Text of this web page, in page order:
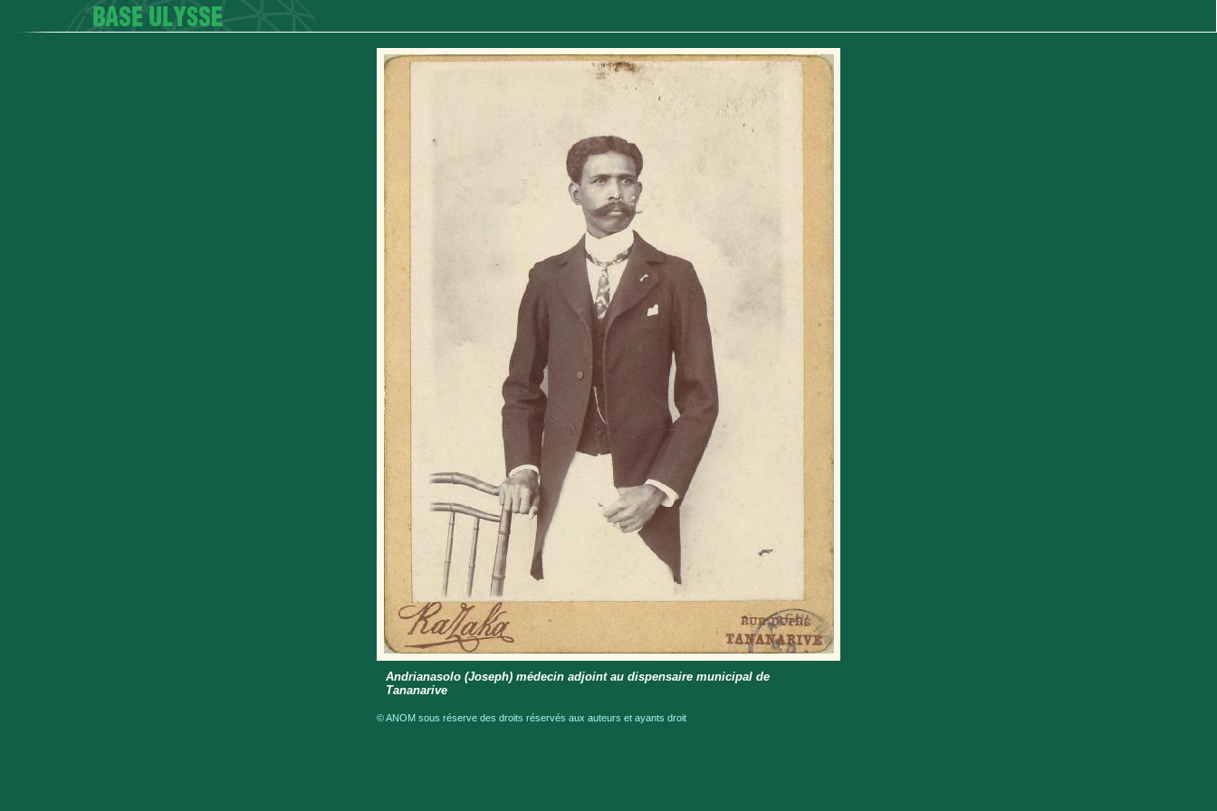
Andrianasolo (Joseph) médecin adjoint au dispensaire municipal de
Tananarive
© ANOM sous réserve des droits réservés aux auteurs et ayants droit